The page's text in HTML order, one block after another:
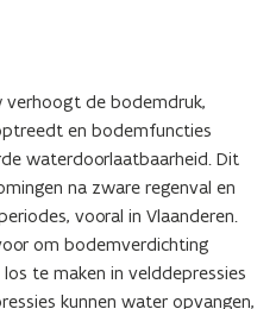
verhoogt de bodemdruk,
en bodemfuncties
waterdoorlaatbaarheid. Dit
na zware regenval en
vooral in Vlaanderen.
om bodemverdichting
te maken in velddepressies
kunnen water opvangen,